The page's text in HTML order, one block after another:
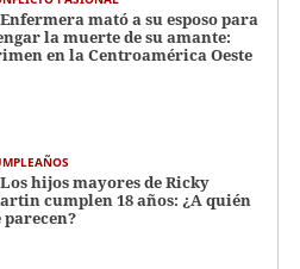
Enfermera mató a su esposo para
la muerte de su amante:
en la Centroamérica Oeste
Los hijos mayores de Ricky
cumplen 18 años: ¿A quién
parecen?